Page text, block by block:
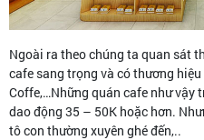
Ngoài ra theo chúng ta quan sát
cafe sang trọng và có thương
Coffe,…Những quán cafe như vậy
dao động 35 – 50K hoặc hơn.
tô con thường xuyên ghé đến,..